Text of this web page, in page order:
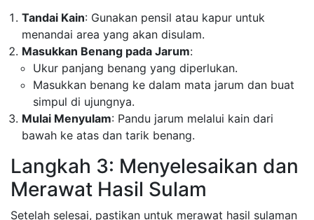
Tandai Kain: Gunakan pensil atau kapur untuk
menandai area yang akan disulam.
Masukkan Benang pada Jarum:
Ukur panjang benang yang diperlukan.
Masukkan benang ke dalam mata jarum dan buat
simpul di ujungnya.
Mulai Menyulam: Pandu jarum melalui kain dari
bawah ke atas dan tarik benang.
Langkah 3: Menyelesaikan dan
Merawat Hasil Sulam
Setelah selesai, pastikan untuk merawat hasil sulaman